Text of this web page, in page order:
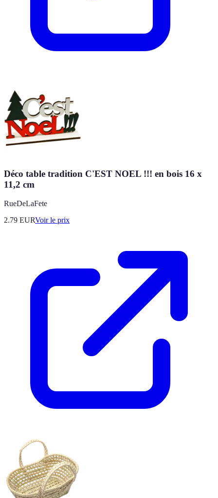
Déco table tradition C'EST NOEL !!! en bois 16 x
11,2 cm
RueDeLaFete
2.79 EURVoir le prix